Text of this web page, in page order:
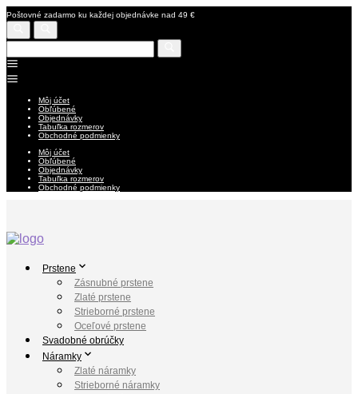
Poštovné zadarmo ku každej objednávke nad 49 €
Môj účet
Obľúbené
Objednávky
Tabuľka rozmerov
Obchodné podmienky
Môj účet
Obľúbené
Objednávky
Tabuľka rozmerov
Obchodné podmienky
Prstene
Zásnubné prstene
Zlaté prstene
Strieborné prstene
Oceľové prstene
Svadobné obrúčky
Náramky
Zlaté náramky
Strieborné náramky